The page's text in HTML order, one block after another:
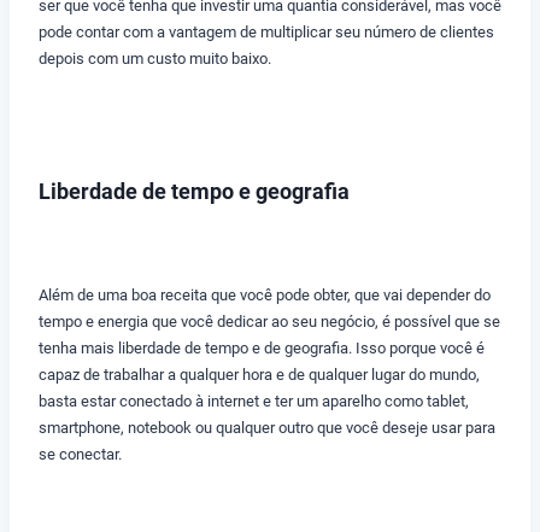
ser que você tenha que investir uma quantia considerável, mas você
pode contar com a vantagem de multiplicar seu número de clientes
depois com um custo muito baixo.
Liberdade de tempo e geografia
Além de uma boa receita que você pode obter, que vai depender do
tempo e energia que você dedicar ao seu negócio, é possível que se
tenha mais liberdade de tempo e de geografia. Isso porque você é
capaz de trabalhar a qualquer hora e de qualquer lugar do mundo,
basta estar conectado à internet e ter um aparelho como tablet,
smartphone, notebook ou qualquer outro que você deseje usar para
se conectar.